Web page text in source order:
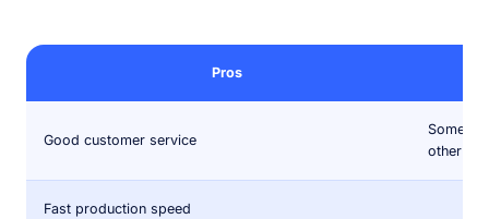
Pros
Good customer service
Some
other
Fast production speed